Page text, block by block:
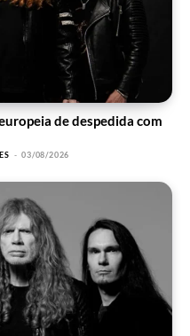
de despedida com
- 03/08/2026